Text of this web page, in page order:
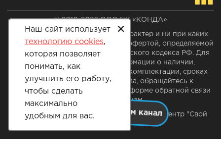
© 2010-2026 ООО ПК «КОНДА»
Сайт носит информационный характер и ни при каких
условиях не является публичной офертой, определяемой
положением статьи 437 Гражданского кодекса РФ. Для
получения актуальной информации о наличии,
стоимости указанных проектов, комплектации, сроках
производства и строительства, обращайтесь к
специалистам отдела продаж по форме обратной связи
или по телефонам.
Тюмень, улица Павла Шарова, /10 (экспоцентр "Свой
+
Наш сайт использует
технологию cookies,
которая позволяет
понимать, как
улучшить его работу,
чтобы сделать
максимально
удобным для вас.